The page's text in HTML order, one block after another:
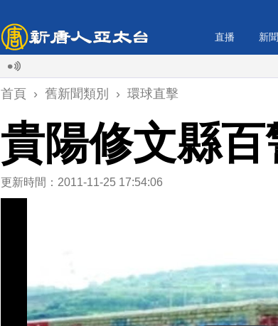
直播 新聞
首頁 › 舊新聞類別 › 環球直擊
貴陽修文縣
更新時間：2011-11-25 17:54:06